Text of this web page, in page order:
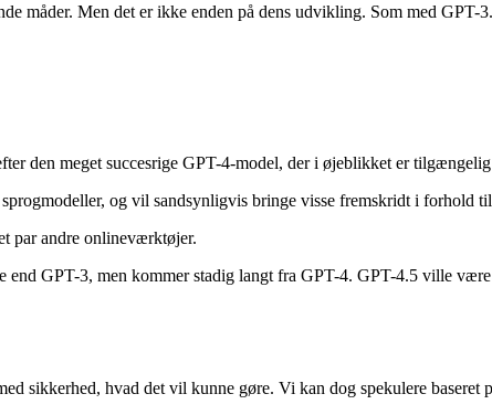
måder. Men det er ikke enden på dens udvikling. Som med
den meget succesrige GPT-4-model, der i øjeblikket er
og vil sandsynligvis bringe visse fremskridt i forhold
par andre onlineværktøjer.
end GPT-3, men kommer stadig langt fra GPT-4. GPT-4.5 ville
sikkerhed, hvad det vil kunne gøre. Vi kan dog spekulere